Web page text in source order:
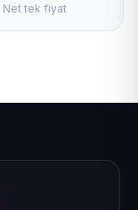
Net tek fiyat